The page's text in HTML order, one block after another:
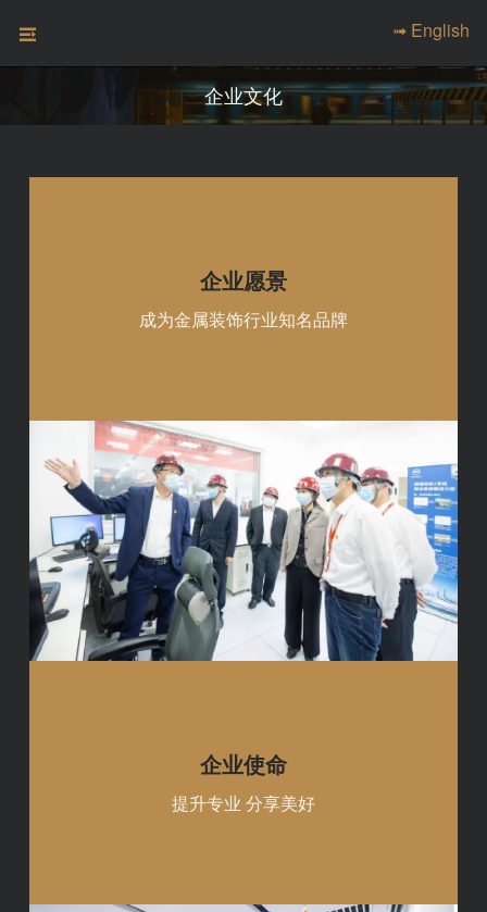
➟ English
企业文化
企业愿景
成为金属装饰行业知名品牌
企业使命
提升专业 分享美好